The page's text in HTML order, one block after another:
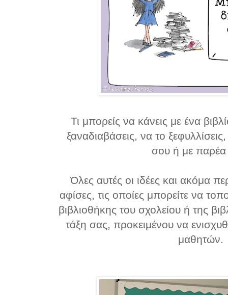
Τι μπορείς να κάνεις με ένα
ξαναδιαβάσεις, να το
σου ή με
Όλες αυτές οι ιδέες και ακόμα
αφίσες, τις οποίες μπορείτε να
βιβλιοθήκης του σχολείου ή της
τάξη σας, προκειμένου να
μαθητών.